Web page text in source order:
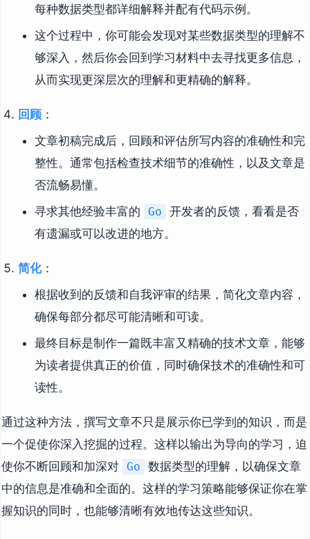
每种数据类型都详细解释并配有代码示例。
这个过程中，你可能会发现对某些数据类型的理解不
够深入，然后你会回到学习材料中去寻找更多信息，
从而实现更深层次的理解和更精确的解释。
回顾：
文章初稿完成后，回顾和评估所写内容的准确性和完
整性。通常包括检查技术细节的准确性，以及文章是
否流畅易懂。
寻求其他经验丰富的
Go
开发者的反馈，看看是否
有遗漏或可以改进的地方。
简化：
根据收到的反馈和自我评审的结果，简化文章内容，
确保每部分都尽可能清晰和可读。
最终目标是制作一篇既丰富又精确的技术文章，能够
为读者提供真正的价值，同时确保技术的准确性和可
读性。
通过这种方法，撰写文章不只是展示你已学到的知识，而是
一个促使你深入挖掘的过程。这样以输出为导向的学习，迫
使你不断回顾和加深对 Go
数据类型的理解，以确保文章
中的信息是准确和全面的。这样的学习策略能够保证你在掌
握知识的同时，也能够清晰有效地传达这些知识。